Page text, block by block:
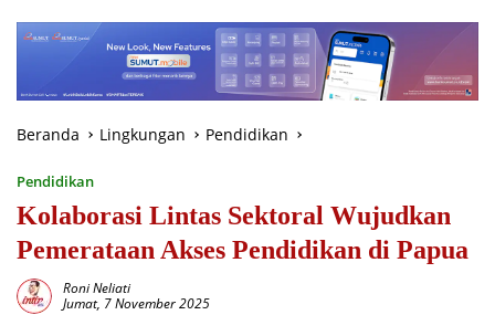
Beranda Lingkungan Pendidikan
Pendidikan
Kolaborasi Lintas Sektoral Wujudkan
Pemerataan Akses Pendidikan di Papua
Roni Neliati
Jumat, 7 November 2025